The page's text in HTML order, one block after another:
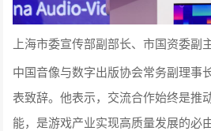
上海市委宣传部副部长、市国资委副
中国音像与数字出版协会常务副理事
表致辞。他表示，交流合作始终是推
能，是游戏产业实现高质量发展的必